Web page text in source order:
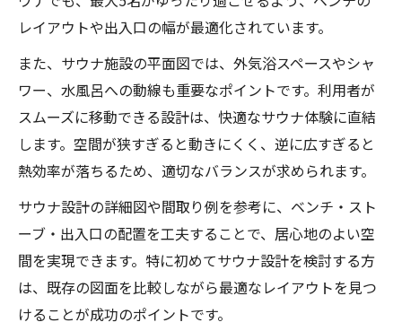
レイアウトや出入口の幅が最適化されています。
また、サウナ施設の平面図では、外気浴スペースやシャ
ワー、水風呂への動線も重要なポイントです。利用者が
スムーズに移動できる設計は、快適なサウナ体験に直結
します。空間が狭すぎると動きにくく、逆に広すぎると
熱効率が落ちるため、適切なバランスが求められます。
サウナ設計の詳細図や間取り例を参考に、ベンチ・スト
ーブ・出入口の配置を工夫することで、居心地のよい空
間を実現できます。特に初めてサウナ設計を検討する方
は、既存の図面を比較しながら最適なレイアウトを見つ
けることが成功のポイントです。